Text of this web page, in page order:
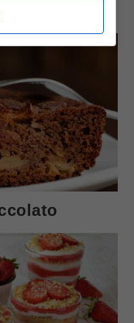
latte